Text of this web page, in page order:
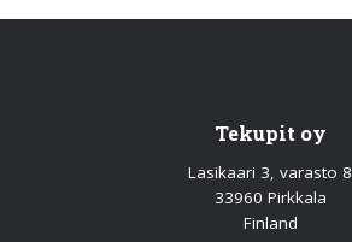
Tekupit oy
Lasikaari 3, varasto 8
33960 Pirkkala
Finland